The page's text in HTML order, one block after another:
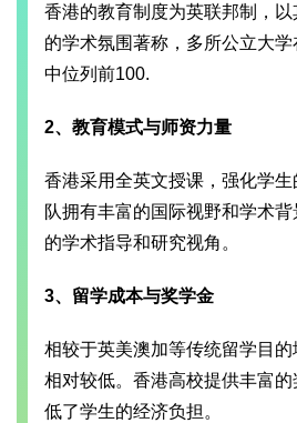
香港的教育制度为英联邦制，
的学术氛围著称，多所公立大
中位列前100.
2、教育模式与师资力量
香港采用全英文授课，强化学
队拥有丰富的国际视野和学术
的学术指导和研究视角。
3、留学成本与奖学金
相较于英美澳加等传统留学目
相对较低。香港高校提供丰富
低了学生的经济负担。